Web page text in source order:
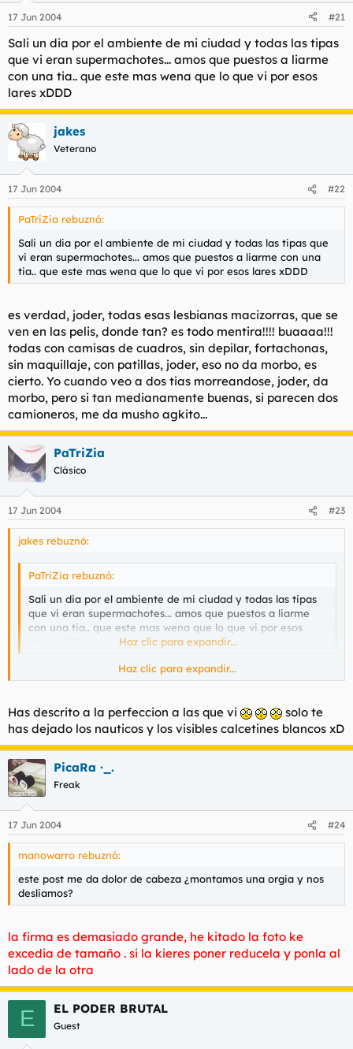
17 Jun 2004 #21
Sali un dia por el ambiente de mi ciudad y todas las tipas
que vi eran supermachotes... amos que puestos a liarme
con una tia.. que este mas wena que lo que vi por esos
lares xDDD
jakes
Veterano
17 Jun 2004 #22
PaTriZia rebuznó:
Sali un dia por el ambiente de mi ciudad y todas las tipas que
vi eran supermachotes... amos que puestos a liarme con una
tia.. que este mas wena que lo que vi por esos lares xDDD
es verdad, joder, todas esas lesbianas macizorras, que se
ven en las pelis, donde tan? es todo mentira!!!! buaaaa!!!
todas con camisas de cuadros, sin depilar, fortachonas,
sin maquillaje, con patillas, joder, eso no da morbo, es
cierto. Yo cuando veo a dos tias morreandose, joder, da
morbo, pero si tan medianamente buenas, si parecen dos
camioneros, me da musho agkito...
PaTriZia
Clásico
17 Jun 2004 #23
jakes rebuznó:
PaTriZia rebuznó:
Sali un dia por el ambiente de mi ciudad y todas las tipas
que vi eran supermachotes... amos que puestos a liarme
con una tia.. que este mas wena que lo que vi por esos
Haz clic para expandir...
es verdad, joder, todas esas lesbianas macizorras, que se ven
camisas de cuadros, sin depilar, fortachonas, sin maquillaje, con
patillas, joder, eso no da morbo, es cierto. Yo cuando veo a dos
tias morreandose, joder, da morbo, pero si tan medianamente
buenas, si parecen dos camioneros, me da musho agkito...
Haz clic para expandir...
Has descrito a la perfeccion a las que vi
solo te
has dejado los nauticos y los visibles calcetines blancos xD
PicaRa ·_.
Freak
17 Jun 2004 #24
manowarro rebuznó:
este post me da dolor de cabeza ¿montamos una orgia y nos
desliamos?
la firma es demasiado grande, he kitado la foto ke
excedia de tamaño . si la kieres poner reducela y ponla al
lado de la otra
E EL PODER BRUTAL
Guest